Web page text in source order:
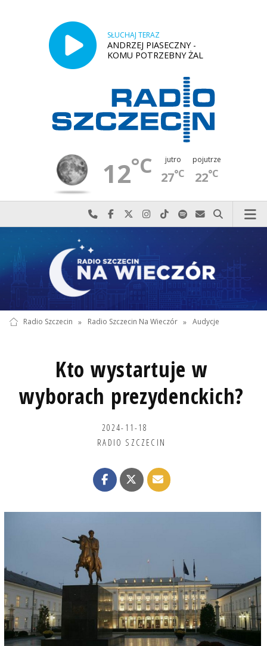
SŁUCHAJ TERAZ
ANDRZEJ PIASECZNY -
KOMU POTRZEBNY ŻAL
12°C jutro
27°C
pojutrze
22°C
Najlepiej po prostu do nas zadzwoń
Odwiedź nas na Facebook-u
Odwiedź nas na X
Odwiedź nas na Instagram-ie
Odwiedź nas na TikTok-u
Szukaj nas na Spotify
Wyślij do nas
Szukaj
Radio Szczecin » Radio Szczecin Na Wieczór » Audycje
Kto wystartuje w
wyborach prezydenckich?
2024-11-18
RADIO SZCZECIN